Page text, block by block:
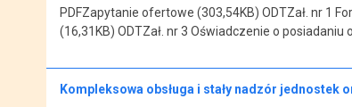
PDFZapytanie ofertowe (303,54KB) ODTZał. nr 1
(16,31KB) ODTZał. nr 3 Oświadczenie o posiadaniu
Kompleksowa obsługa i stały nadzór jednostek